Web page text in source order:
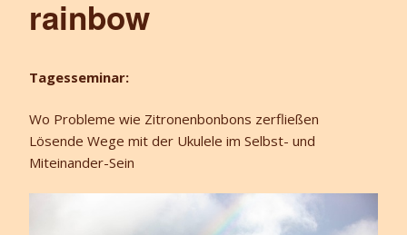
rainbow
Tagesseminar:
Wo Probleme wie Zitronenbonbons zerfließen
Lösende Wege mit der Ukulele im Selbst- und
Miteinander-Sein